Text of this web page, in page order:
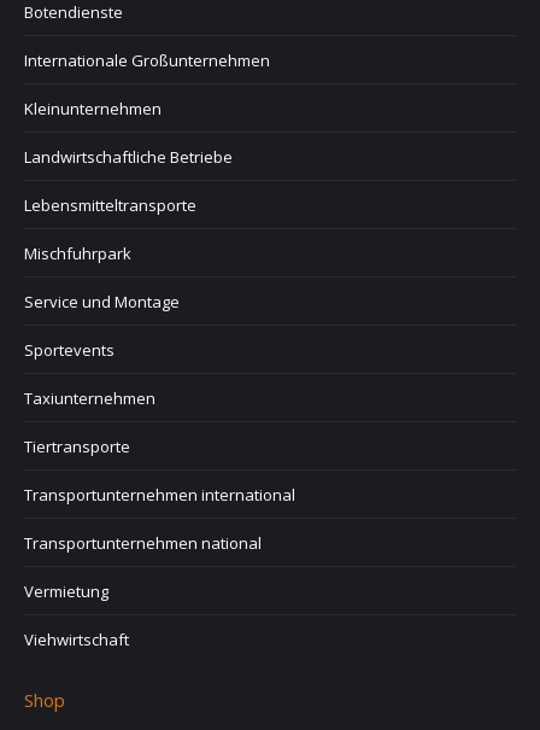
Botendienste
Internationale Großunternehmen
Kleinunternehmen
Landwirtschaftliche Betriebe
Lebensmitteltransporte
Mischfuhrpark
Service und Montage
Sportevents
Taxiunternehmen
Tiertransporte
Transportunternehmen international
Transportunternehmen national
Vermietung
Viehwirtschaft
Shop